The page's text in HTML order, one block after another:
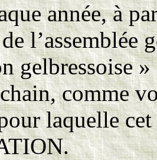
année, à
l’assemblée
gelbressoise
comme
laquelle